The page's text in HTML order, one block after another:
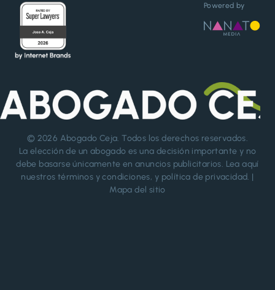
Powered by
© 2026 Abogado Ceja. Todos los derechos reservados.
La elección de un abogado es una decisión importante y no
debe basarse únicamente en anuncios publicitarios. Lea aquí
nuestrostérminos y condiciones, y política de privacidad. |
Mapa del sitio